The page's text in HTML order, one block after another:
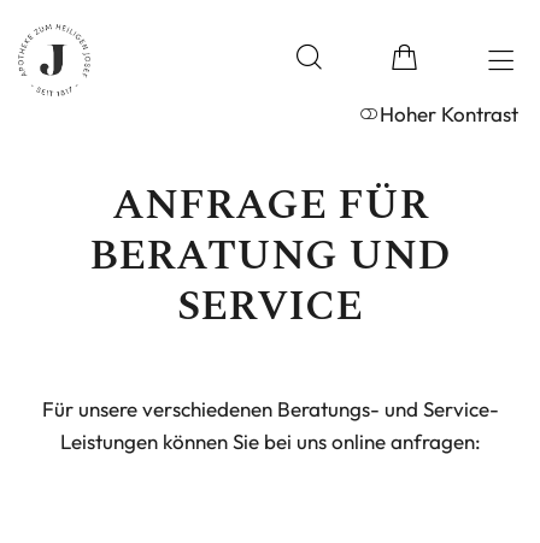
Hoher Kontrast
ANFRAGE FÜR
BERATUNG UND
SERVICE
Für unsere verschiedenen Beratungs- und Service-
Leistungen können Sie bei uns online anfragen: